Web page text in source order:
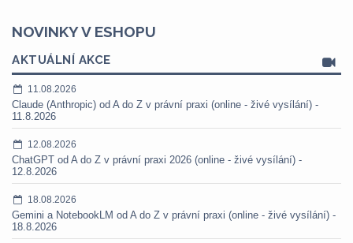
NOVINKY V ESHOPU
AKTUÁLNÍ AKCE
11.08.2026
Claude (Anthropic) od A do Z v právní praxi (online - živé vysílání) -
11.8.2026
12.08.2026
ChatGPT od A do Z v právní praxi 2026 (online - živé vysílání) -
12.8.2026
18.08.2026
Gemini a NotebookLM od A do Z v právní praxi (online - živé vysílání) -
18.8.2026